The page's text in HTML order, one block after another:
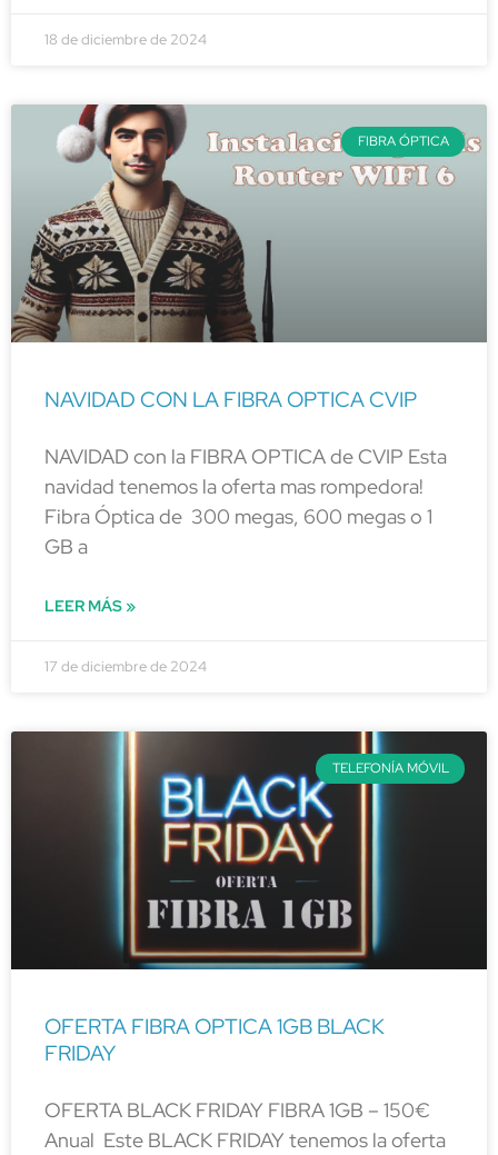
18 de diciembre de 2024
FIBRA ÓPTICA
NAVIDAD CON LA FIBRA OPTICA CVIP
NAVIDAD con la FIBRA OPTICA de CVIP Esta
navidad tenemos la oferta mas rompedora!
Fibra Óptica de 300 megas, 600 megas o 1
GB a
LEER MÁS »
17 de diciembre de 2024
TELEFONÍA MÓVIL
OFERTA FIBRA OPTICA 1GB BLACK
FRIDAY
OFERTA BLACK FRIDAY FIBRA 1GB – 150€
Anual Este BLACK FRIDAY tenemos la oferta